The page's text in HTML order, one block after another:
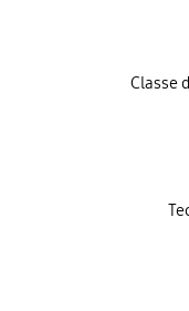
Classe